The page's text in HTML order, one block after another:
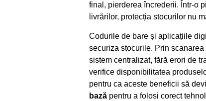
final, pierderea încrederii. Într-o
livrărilor, protecția stocurilor nu
Codurile de bare și aplicațiile
securiza stocurile. Prin
sistem centralizat, fără erori de
verifice disponibilitatea
pentru ca aceste beneficii să
bază pentru a folosi corect